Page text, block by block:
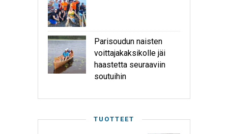
Parisoudun naisten
voittajakaksikolle jäi
haastetta seuraaviin
soutuihin
TUOTTEET